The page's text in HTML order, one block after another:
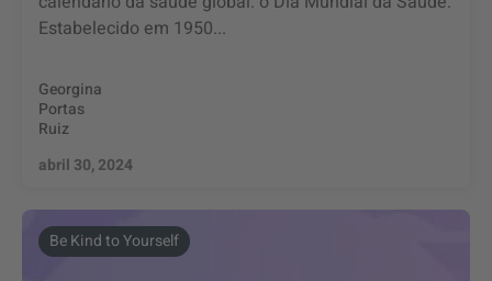
Estabelecido em 1950...
Georgina
Portas
Ruiz
abril 30, 2024
Be Kind to Yourself